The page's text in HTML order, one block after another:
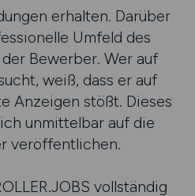
erhalten. Darüber
Umfeld des
Bewerber. Wer auf
weiß, dass er auf
Anzeigen stößt. Dieses
unmittelbar auf die
veröffentlichen.
vollständig